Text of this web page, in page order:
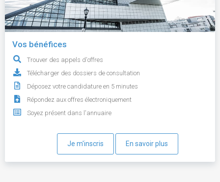
Vos bénéfices
Trouver des appels d'offres
Télécharger des dossiers de consultation
Déposez votre candidature en 5 minutes
Répondez aux offres électroniquement
Soyez présent dans l'annuaire
Je m'inscris En savoir plus